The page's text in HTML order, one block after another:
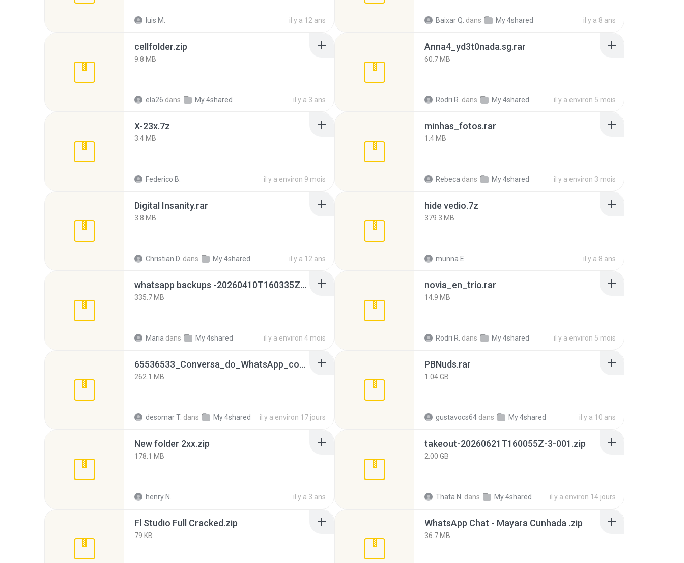
luis M. il y a 12 ans Baixar Q. dans My 4shared il y a 8 ans
cellfolder.zip
9.8 MB
ela26 dans My 4shared il y a 3 ans
Anna4_yd3t0nada.sg.rar
60.7 MB
Rodri R. dans My 4shared il y a environ 5 mois
X-23x.7z
3.4 MB
Federico B. il y a environ 9 mois
minhas_fotos.rar
1.4 MB
Rebeca dans My 4shared il y a environ 3 mois
Digital Insanity.rar
3.8 MB
Christian D. dans My 4shared il y a 12 ans
hide vedio.7z
379.3 MB
munna E. il y a 8 ans
whatsapp backups -20260410T160335Z-3-001.zip
335.7 MB
Maria dans My 4shared il y a environ 4 mois
novia_en_trio.rar
14.9 MB
Rodri R. dans My 4shared il y a environ 5 mois
65536533_Conversa_do_WhatsApp_com_Meu_Esposo.zip
262.1 MB
desomar T. dans My 4shared il y a environ 17 jours
PBNuds.rar
1.04 GB
gustavocs64 dans My 4shared il y a 10 ans
New folder 2xx.zip
178.1 MB
henry N. il y a 3 ans
takeout-20260621T160055Z-3-001.zip
2.00 GB
Thata N. dans My 4shared il y a environ 14 jours
Fl Studio Full Cracked.zip
79 KB
WhatsApp Chat - Mayara Cunhada .zip
36.7 MB